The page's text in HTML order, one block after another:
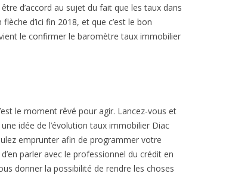
d’accord au sujet du fait que les taux dans
d’ici fin 2018, et que c’est le bon
le confirmer le baromètre taux immobilier
le moment rêvé pour agir. Lancez-vous et
idée de l’évolution taux immobilier Diac
emprunter afin de programmer votre
parler avec le professionnel du crédit en
donner la possibilité de rendre les choses